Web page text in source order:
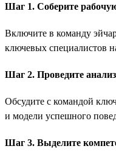
Шаг 1. Соберите
Включите в команду
ключевых специалистов
Шаг 2. Проведите анализ
Обсудите с командой
и модели успешного
Шаг 3. Выделите